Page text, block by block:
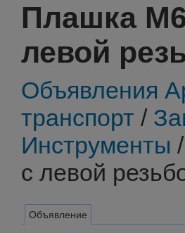
Плашка
левой
Объявления
транспорт /
Инструменты
с левой
Объявление